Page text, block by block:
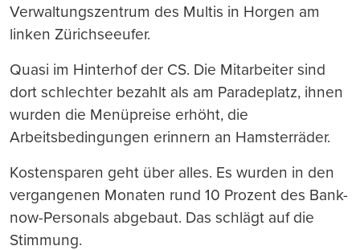
Verwaltungszentrum des Multis in Horgen am
linken Zürichseeufer.
Quasi im Hinterhof der CS. Die Mitarbeiter sind
dort schlechter bezahlt als am Paradeplatz, ihnen
wurden die Menüpreise erhöht, die
Arbeitsbedingungen erinnern an Hamsterräder.
Kostensparen geht über alles. Es wurden in den
vergangenen Monaten rund 10 Prozent des Bank-
now-Personals abgebaut. Das schlägt auf die
Stimmung.